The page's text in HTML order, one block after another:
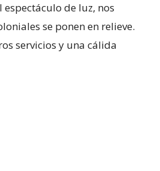
de luz, nos
se ponen en relieve.
servicios y una cálida